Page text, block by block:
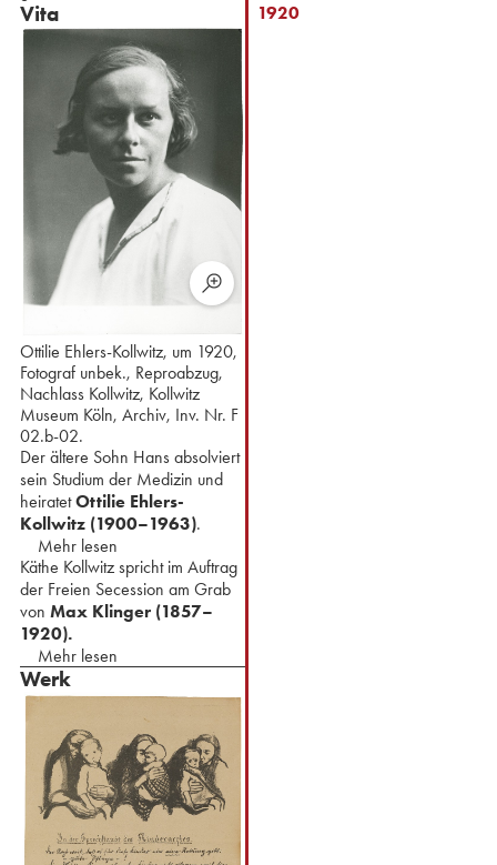
Vita
Ottilie Ehlers-Kollwitz, um 1920,
Fotograf unbek., Reproabzug,
Nachlass Kollwitz, Kollwitz
Museum Köln, Archiv, Inv. Nr. F
02.b-02.
Der ältere Sohn Hans absolviert
sein Studium der Medizin und
heiratetOttilie Ehlers-
Kollwitz (1900–1963).
Mehr lesen
Käthe Kollwitz spricht im Auftrag
der Freien Secession am Grab
von Max Klinger (1857–
1920).
Mehr lesen
Werk
1920